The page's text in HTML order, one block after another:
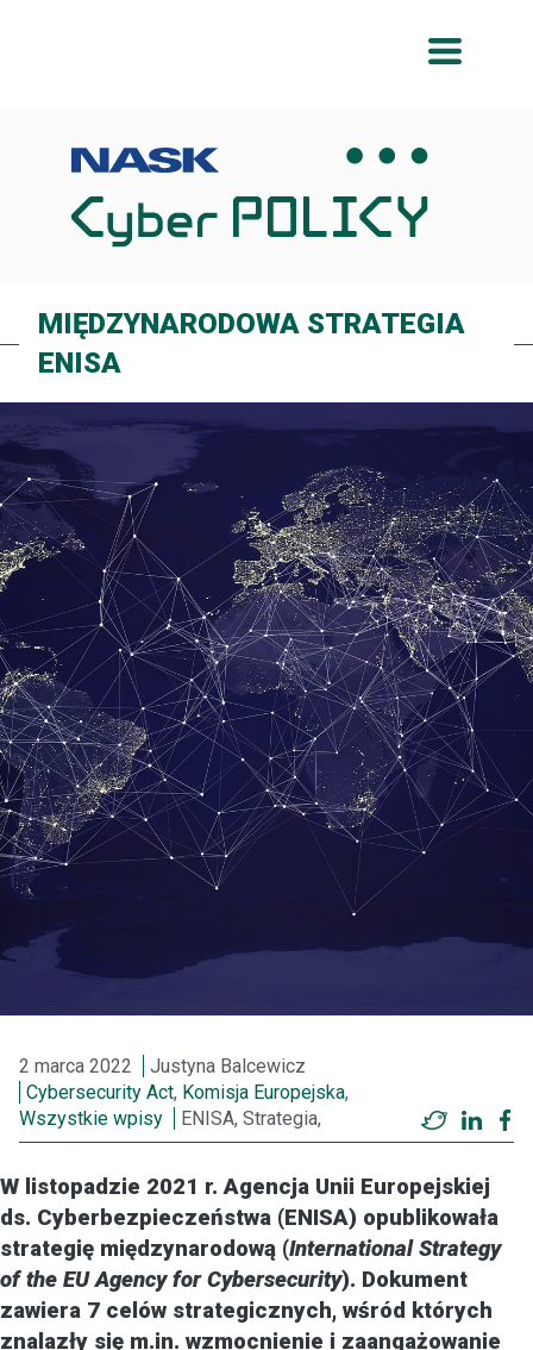
MIĘDZYNARODOWA STRATEGIA
ENISA
2 marca 2022
Justyna Balcewicz
Cybersecurity Act, Komisja Europejska,
Wszystkie wpisy
ENISA, Strategia, Twitter
W listopadzie 2021 r. Agencja Unii Europejskiej
ds. Cyberbezpieczeństwa (ENISA) opublikowała
strategię międzynarodową (International Strategy
of the EU Agency for Cybersecurity). Dokument
zawiera 7 celów strategicznych, wśród których
znalazły się m.in. wzmocnienie i zaangażowanie